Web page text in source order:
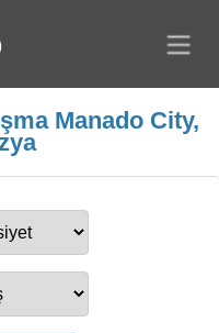
Manado City,